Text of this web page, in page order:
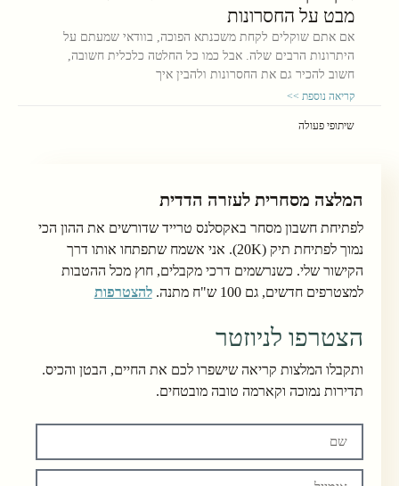
מבט על החסרונות
אם אתם שוקלים לקחת משכנתא הפוכה, בוודאי שמעתם על
היתרונות הרבים שלה. אבל כמו כל החלטה כלכלית חשובה,
חשוב להכיר גם את החסרונות ולהבין איך
קריאה נוספת >>
שיתופי פעולה
המלצה מסחרית לעזרה הדדית
לפתיחת חשבון מסחר באקסלנס טרייד שדורשים את ההון הכי
נמוך לפתיחת תיק (20K). אני אשמח שתפתחו אותו דרך
הקישור שלי. כשנרשמים דרכי מקבלים, חוץ מכל ההטבות
למצטרפים חדשים, גם 100 ש"ח מתנה.
להצטרפות
הצטרפו לניוזטר
ותקבלו המלצות קריאה שישפרו לכם את החיים, הבטן והכיס.
תדירות נמוכה וקארמה טובה מובטחים.